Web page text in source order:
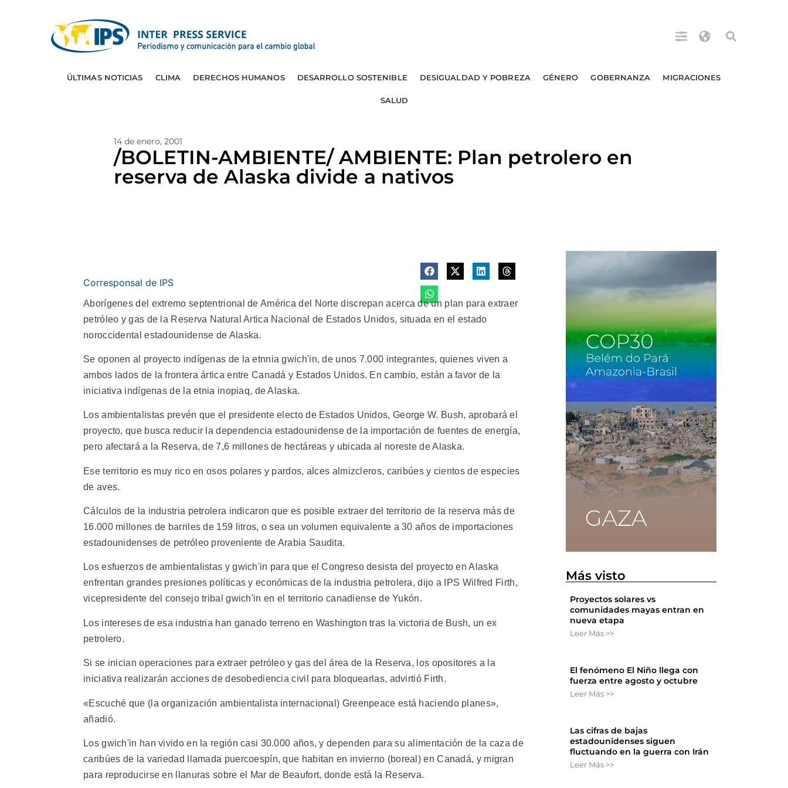
ÚLTIMAS NOTICIAS CLIMA DERECHOS HUMANOS DESARROLLO SOSTENIBLE DESIGUALDAD Y POBREZA GÉNERO GOBERNANZA MIGRACIONES
SALUD
14 de enero, 2001
/BOLETIN-AMBIENTE/ AMBIENTE: Plan petrolero en
reserva de Alaska divide a nativos
Corresponsal de IPS
Aborígenes del extremo septentrional de América del Norte discrepan acerca de un plan para extraer
petróleo y gas de la Reserva Natural Artica Nacional de Estados Unidos, situada en el estado
noroccidental estadounidense de Alaska.
Se oponen al proyecto indígenas de la etnnia gwich'in, de unos 7.000 integrantes, quienes viven a
ambos lados de la frontera ártica entre Canadá y Estados Unidos. En cambio, están a favor de la
iniciativa indígenas de la etnia inopiaq, de Alaska.
Los ambientalistas prevén que el presidente electo de Estados Unidos, George W. Bush, aprobará el
proyecto, que busca reducir la dependencia estadounidense de la importación de fuentes de energía,
pero afectará a la Reserva, de 7,6 millones de hectáreas y ubicada al noreste de Alaska.
Ese territorio es muy rico en osos polares y pardos, alces almizcleros, caribúes y cientos de especies
de aves.
Cálculos de la industria petrolera indicaron que es posible extraer del territorio de la reserva más de
16.000 millones de barriles de 159 litros, o sea un volumen equivalente a 30 años de importaciones
estadounidenses de petróleo proveniente de Arabia Saudita.
Los esfuerzos de ambientalistas y gwich'in para que el Congreso desista del proyecto en Alaska
enfrentan grandes presiones políticas y económicas de la industria petrolera, dijo a IPS Wilfred Firth,
vicepresidente del consejo tribal gwich'in en el territorio canadiense de Yukón.
Los intereses de esa industria han ganado terreno en Washington tras la victoria de Bush, un ex
petrolero.
Si se inician operaciones para extraer petróleo y gas del área de la Reserva, los opositores a la
iniciativa realizarán acciones de desobediencia civil para bloquearlas, advirtió Firth.
«Escuché que (la organización ambientalista internacional) Greenpeace está haciendo planes»,
añadió.
Los gwich'in han vivido en la región casi 30.000 años, y dependen para su alimentación de la caza de
caribúes de la variedad llamada puercoespín, que habitan en invierno (boreal) en Canadá, y migran
para reproducirse en llanuras sobre el Mar de Beaufort, donde está la Reserva.
Más visto
Proyectos solares vs
comunidades mayas entran en
nueva etapa
Leer Más >>
El fenómeno El Niño llega con
fuerza entre agosto y octubre
Leer Más >>
Las cifras de bajas
estadounidenses siguen
fluctuando en la guerra con Irán
Leer Más >>